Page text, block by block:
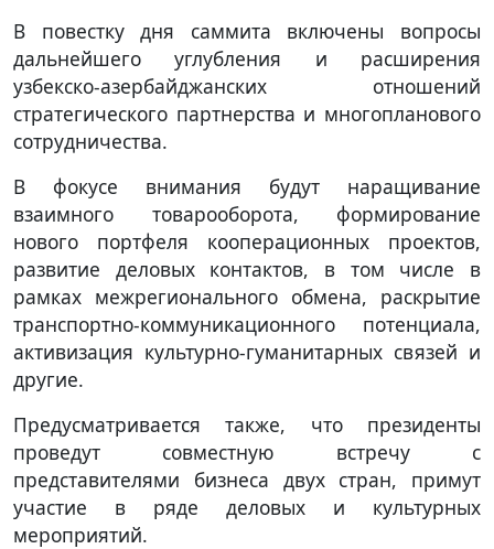
В повестку дня саммита включены вопросы
дальнейшего углубления и расширения
узбекско-азербайджанских отношений
стратегического партнерства и многопланового
сотрудничества.
В фокусе внимания будут наращивание
взаимного товарооборота, формирование
нового портфеля кооперационных проектов,
развитие деловых контактов, в том числе в
рамках межрегионального обмена, раскрытие
транспортно-коммуникационного потенциала,
активизация культурно-гуманитарных связей и
другие.
Предусматривается также, что президенты
проведут совместную встречу с
представителями бизнеса двух стран, примут
участие в ряде деловых и культурных
мероприятий.